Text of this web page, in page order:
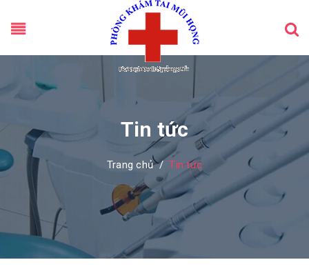
Tin tức
Trang chủ / Tin tức